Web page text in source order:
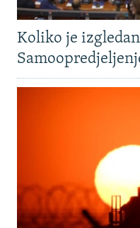
Koliko je